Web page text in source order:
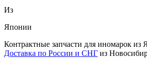
Из
Японии
Контрактные запчасти для иномарок
Доставка по России и СНГ из